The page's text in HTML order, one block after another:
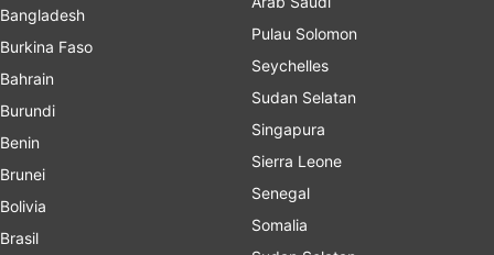
Bangladesh
Burkina Faso
Bahrain
Burundi
Benin
Brunei
Bolivia
Brasil
Pulau Solomon
Seychelles
Sudan Selatan
Singapura
Sierra Leone
Senegal
Somalia